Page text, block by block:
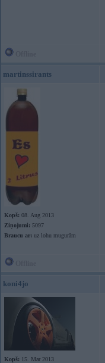
martinssirants
Kopš: 08. Aug 2013
Ziņojumi: 5097
Braucu ar: uz lohu mugurām
koni4jo
Kopš: 15. Mar 2013